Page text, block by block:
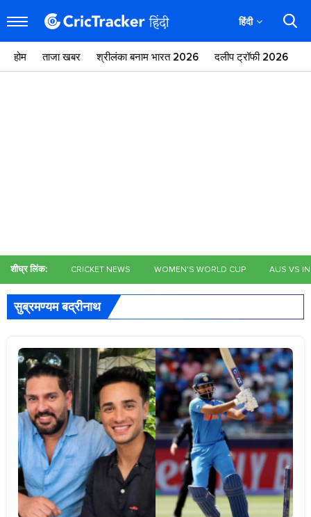
हिंदी
होम ताजा खबर श्रीलंका बनाम भारत 2026 दलीप ट्रॉफी 2026
शीघ्र लिंक: CRICKET NEWS WOMEN'S WORLD CUP AUS VS
सुब्रमण्यम बद्रीनाथ